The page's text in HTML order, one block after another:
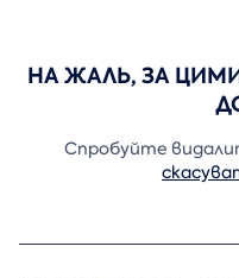
НА ЖАЛЬ, ЗА
Спробуйте